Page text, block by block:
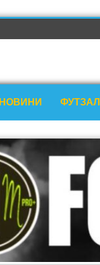
НОВИНИ ФУТЗАЛ